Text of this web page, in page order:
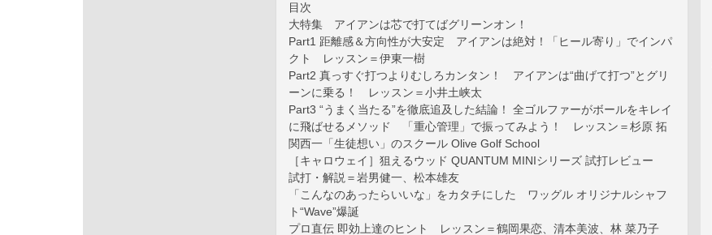
目次
大特集 アイアンは芯で打てばグリーンオン！
Part1 距離感＆方向性が大安定 アイアンは絶対！「ヒール寄り」でインパ
クト レッスン＝伊東一樹
Part2 真っすぐ打つよりむしろカンタン！ アイアンは“曲げて打つ”とグリ
ーンに乗る！ レッスン＝小井土峡太
Part3 “うまく当たる”を徹底追及した結論！ 全ゴルファーがボールをキレイ
に飛ばせるメソッド 「重心管理」で振ってみよう！ レッスン＝杉原 拓
関西一「生徒想い」のスクール Olive Golf School
［キャロウェイ］狙えるウッド QUANTUM MINIシリーズ 試打レビュー
試打・解説＝岩男健一、松本雄友
「こんなのあったらいいな」をカタチにした ワッグル オリジナルシャフ
ト“Wave”爆誕
プロ直伝 即効上達のヒント レッスン＝鶴岡果恋、清本美波、林 菜乃子